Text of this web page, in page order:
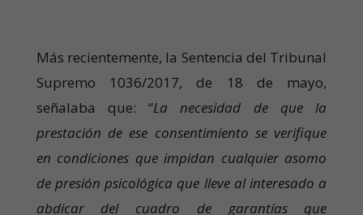
Más recientemente, la Sentencia del Tribunal
Supremo 1036/2017, de 18 de mayo,
señalaba que: “La necesidad de que la
prestación de ese consentimiento se verifique
en condiciones que impidan cualquier asomo
de presión psicológica que lleve al interesado a
abdicar del cuadro de garantías que